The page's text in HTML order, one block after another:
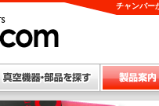
チャンバー